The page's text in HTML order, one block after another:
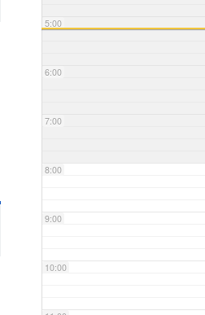
5:00
6:00
7:00
8:00
9:00
10:00